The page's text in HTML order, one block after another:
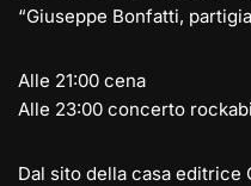
“Giuseppe Bonfatti,
Alle 21:00 cena
Alle 23:00 concerto
Dal sito della casa editrice